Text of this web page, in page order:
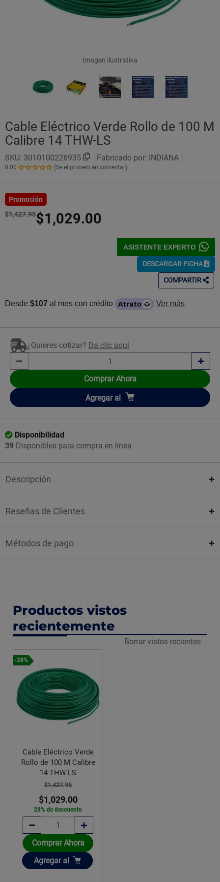
Imagen ilustrativa
Cable Eléctrico Verde Rollo de 100 M
Calibre 14 THW-LS
SKU: 3010100226935 Fabricado por: INDIANA
0.00
0.00
Estrellas!
(Se el primero en comentar)
Promoción
$1,427.95$1,029.00
ASISTENTE EXPERTO
DESCARGAR FICHA
COMPARTIR
Desde $107 al mes con crédito Ver más
¿Quieres cotizar? Da clic aquí
Comprar Ahora
Añadir
Agregar al
Disponibilidad
39 Disponibles para compra en línea
Descripción
Reseñas de Clientes
Métodos de pago
Productos vistos
recientemente
Borrar vistos recientes
-28%
Cable Eléctrico Verde
Rollo de 100 M Calibre
14 THW-LS
$1,427.95
$1,029.00
28% de descuento
Comprar Ahora
Añadir
Agregar al